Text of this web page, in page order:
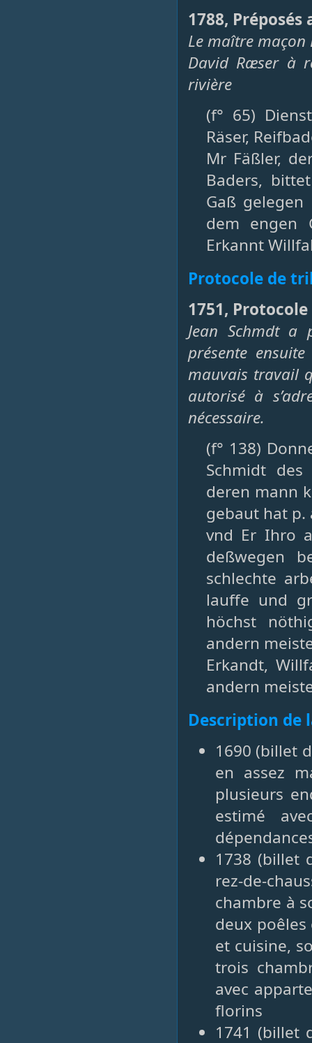
1788,
Le maître maçon
David Ræser à
rivière
(f° 65)
Räser,
Mr Fäßler,
Baders,
Gaß
dem engen
Erkannt
Protocole de
1751,
Jean Schmdt a
présente
mauvais travail
autorisé à
nécessaire.
(f° 138)
Schmidt
deren mann
gebaut hat p.
vnd Er Ihro
deßwegen
schlechte
lauffe und
höchst
andern
Erkandt,
andern
Description de
1690 (billet
en assez
plusieurs
estimé
1738 (billet
rez-de-
chambre à
deux
et cuisine,
trois
avec
florins
1741 (billet